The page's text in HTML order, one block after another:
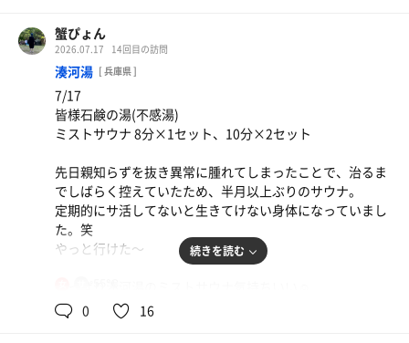
蟹ぴょん
2026.07.17 14回目の訪問
湊河湯 [ 兵庫県 ]
7/17
皆様石鹸の湯(不感湯)
ミストサウナ 8分×1セット、10分×2セット
先日親知らずを抜き異常に腫れてしまったことで、治るま
でしばらく控えていたため、半月以上ぶりのサウナ。
定期的にサ活してないと生きてけない身体になっていまし
た。笑
やっと行けた〜
ととのい後の不感湯が心地よかったです♨️
続きを読む
0 16